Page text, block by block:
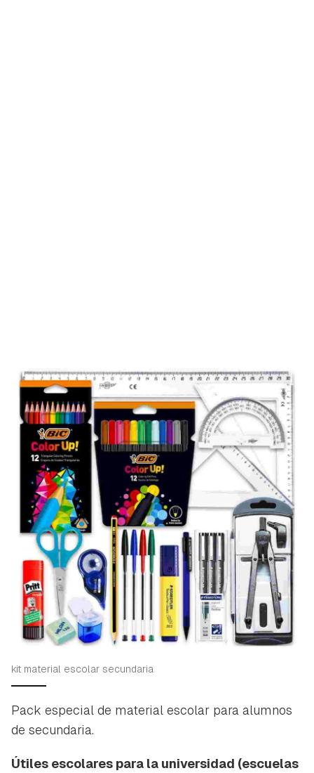
kit material escolar secundaria
Pack especial de material escolar para alumnos
de secundaria.
Útiles escolares para la universidad (escuelas